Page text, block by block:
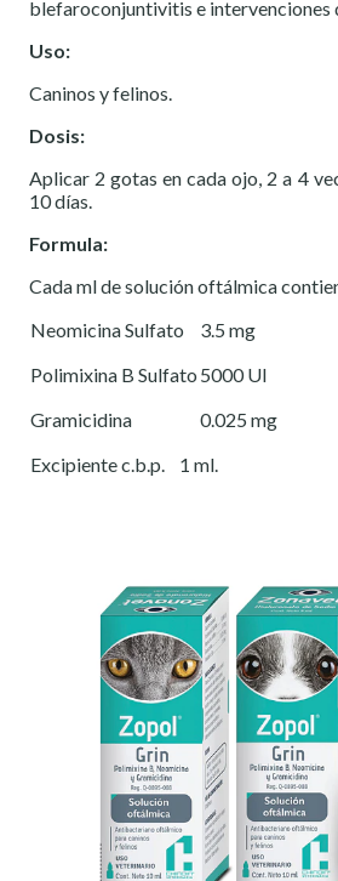
blefaroconjuntivitis e intervenciones
Uso:
Caninos y felinos.
Dosis:
Aplicar 2 gotas en cada ojo, 2 a 4
10 días.
Formula:
Cada ml de solución oftálmica
Neomicina Sulfato
3.5 mg
Polimixina B Sulfato 5000 UI
Gramicidina
0.025 mg
Excipiente c.b.p. 1 ml.